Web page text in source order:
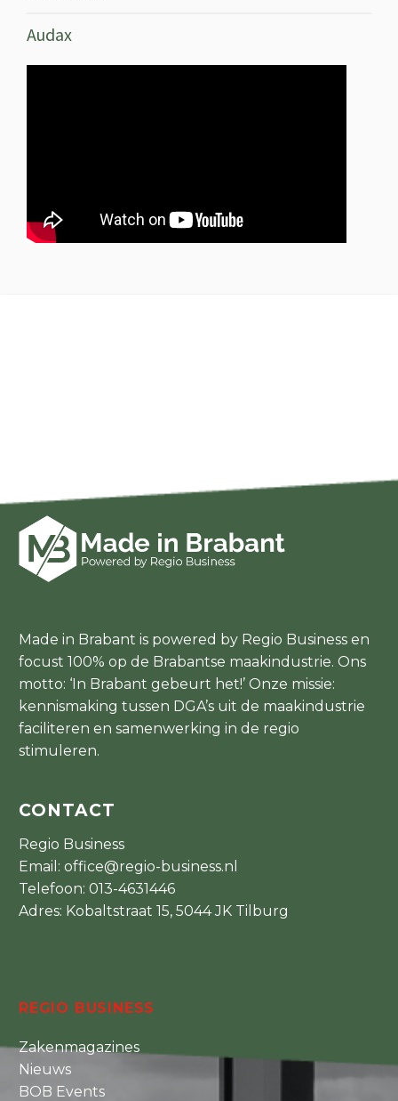
Audax
Made in Brabant is powered by Regio Business en
focust 100% op de Brabantse maakindustrie. Ons
motto: ‘In Brabant gebeurt het!’ Onze missie:
kennismaking tussen DGA’s uit de maakindustrie
faciliteren en samenwerking in de regio
stimuleren.
CONTACT
Regio Business
Email: office@regio-business.nl
Telefoon: 013-4631446
Adres: Kobaltstraat 15, 5044 JK Tilburg
REGIO BUSINESS
Zakenmagazines
Nieuws
BOB Events